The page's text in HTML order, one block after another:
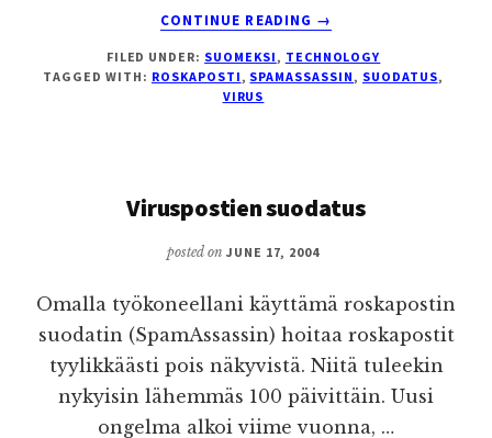
CONTINUE READING
ABOUT
SUODATUKSEN
TULOSTA
→
FILED UNDER: SUOMEKSI , TECHNOLOGY
TAGGED WITH: ROSKAPOSTI , SPAMASSASSIN , SUODATUS,
VIRUS
Viruspostien suodatus
posted on JUNE 17, 2004
Omalla työkoneellani käyttämä roskapostin
suodatin (SpamAssassin) hoitaa roskapostit
tyylikkäästi pois näkyvistä. Niitä tuleekin
nykyisin lähemmäs 100 päivittäin. Uusi
ongelma alkoi viime vuonna, …